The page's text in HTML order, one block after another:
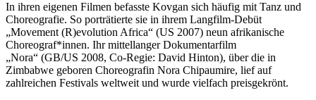
In ihren eigenen Filmen befasste Kovgan sich häufig mit Tanz und
Choreografie. So porträtierte sie in ihrem Langfilm-Debüt
„Movement (R)evolution Africa“ (US 2007) neun afrikanische
Choreograf*innen. Ihr mittellanger Dokumentarfilm
„Nora“ (GB/US 2008, Co-Regie: David Hinton), über die in
Zimbabwe geboren Choreografin Nora Chipaumire, lief auf
zahlreichen Festivals weltweit und wurde vielfach preisgekrönt.